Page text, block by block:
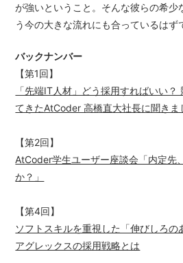
が強いということ。そんな彼らの希少
う今の大きな流れにも合っているはず
バックナンバー
【第1回】
「先端IT人材」どう採用すればいい
てきたAtCoder 高橋直大社長に聞きま
【第2回】
AtCoder学生ユーザー座談会「内定先
か？」
【第4回】
ソフトスキルを重視した「伸びしろの
アグレックスの採用戦略とは